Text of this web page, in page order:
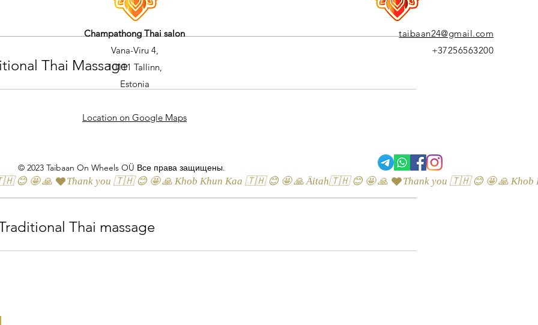
Thai Massage
Thai massage
Champathong Thai salon
Vana-Viru 4,
10111 Tallinn,
Estonia
Location on Google Maps
© 2023 Taibaan On Wheels OÜ Все права защищены.
taibaan24@gmail.com
+37256563200
😊 🤩 🙏